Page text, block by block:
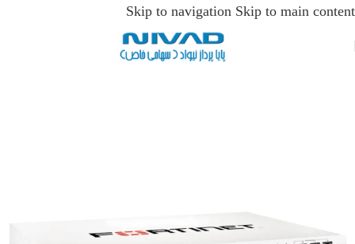
Skip to navigation Skip to main content